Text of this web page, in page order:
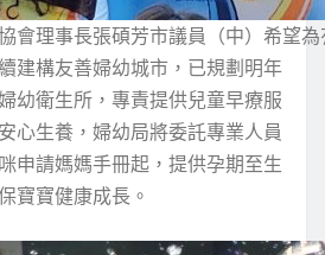
會理事長張碩芳市議員（中）希望
建構友善婦幼城市，已規劃明年
幼衛生所，專責提供兒童早療服
心生養，婦幼局將委託專業人員
申請媽媽手冊起，提供孕期至生
寶寶健康成長。